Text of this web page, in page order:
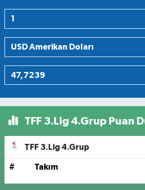
TFF 3.Lig 4.Grup Puan
TFF 3.Lig 4.Grup
# Takım